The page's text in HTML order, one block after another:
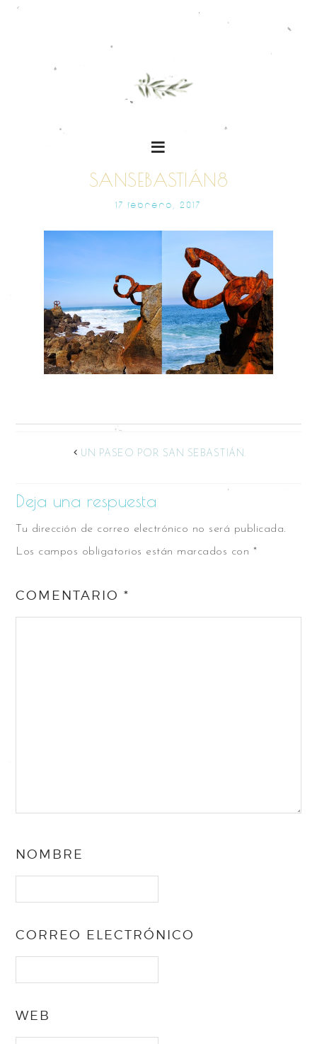
SANSEBASTIÁN8
17 FEBRERO, 2017
UN PASEO POR SAN SEBASTIÁN.
Deja una respuesta
Tu dirección de correo electrónico no será publicada.
Los campos obligatorios están marcados con *
COMENTARIO*
NOMBRE
CORREO ELECTRÓNICO
WEB